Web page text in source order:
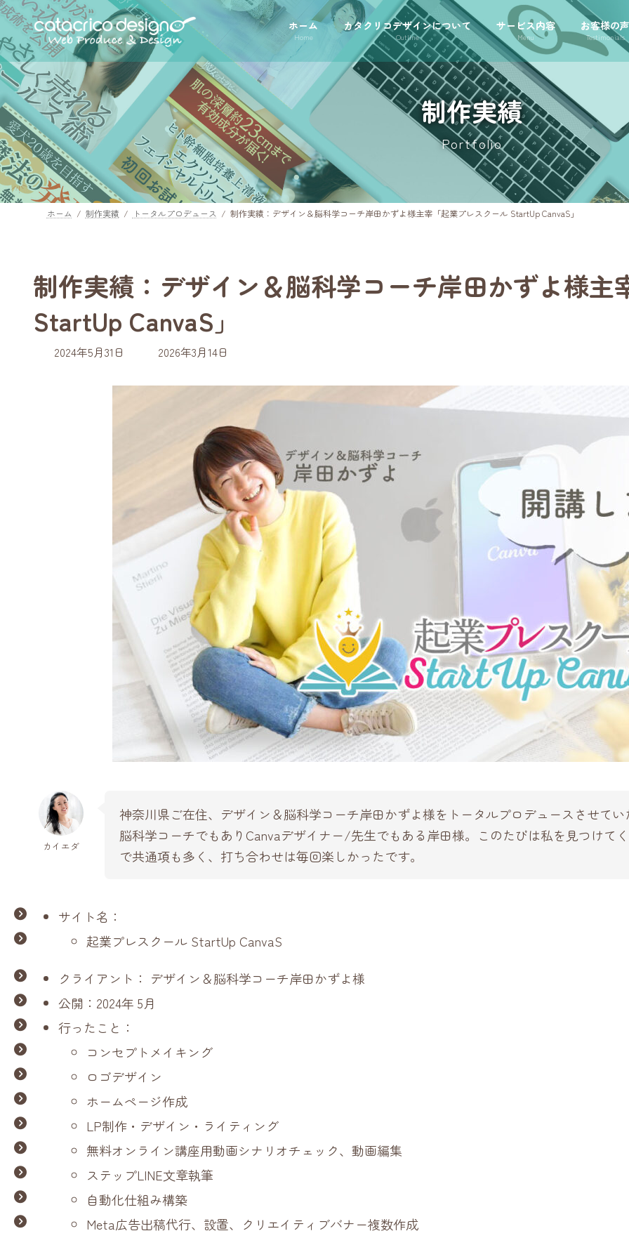
コ
ン
テ
ン
ツ
へ
ス
キ
ッ
プ
ナ
ビ
ゲ
ー
シ
ョ
ン
に
移
動
ホーム
Home
カタクリコデザインについて
Outline
サービス内容
Menu
お客様の声
Testimonials
制作実績
Portfolio
ホーム 制作実績 トータルプロデュース 制作実績：デザイン＆脳科学コーチ岸田かずよ様主宰「起業プレスクール StartUp CanvaS」
制作実績：デザイン＆脳科学コーチ岸田かずよ様主
StartUp CanvaS」
2024年5月31日
最
更
2026年3月14日
カイエダ
神奈川県ご在住、デザイン＆脳科学コーチ岸田かずよ様をトータルプロデュースさせて
脳科学コーチでもありCanvaデザイナー/先生でもある岸田様。このたびは私を見つけて
で共通項も多く、打ち合わせは毎回楽しかったです。
サイト名：
起業プレスクール StartUp CanvaS
クライアント： デザイン＆脳科学コーチ岸田かずよ様
公開：2024年 5月
行ったこと：
コンセプトメイキング
ロゴデザイン
ホームページ作成
LP制作・デザイン・ライティング
無料オンライン講座用動画シナリオチェック、動画編集
ステップLINE文章執筆
自動化仕組み構築
Meta広告出稿代行、設置、クリエイティブバナー複数作成